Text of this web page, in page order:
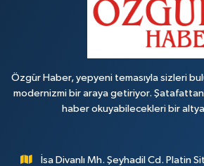
Özgür Haber, yepyeni temasıyla sizleri
modernizmi bir araya getiriyor. Şatafattan
haber okuyabilecekleri bir
İsa Divanlı Mh. Şeyhadil Cd. Platin